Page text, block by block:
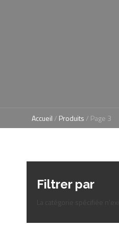
Accueil / Produits / Page 3
Filtrer par